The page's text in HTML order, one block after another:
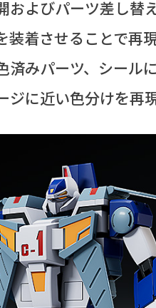
およびパーツ差し替
装着させることで再
済みパーツ、シール
ジに近い色分けを再